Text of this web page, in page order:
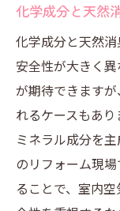
化学成分と天然
化学成分と天然
安全性が大きく
が期待できます
れるケースもあ
ミネラル成分を
のリフォーム現
ることで、室内